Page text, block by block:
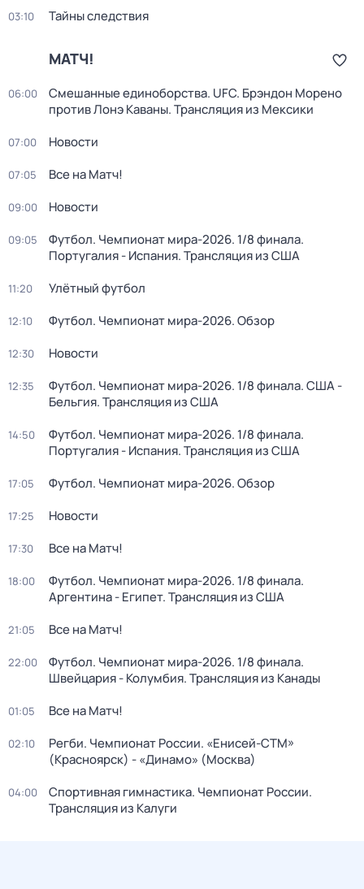
03:10 Тайны следствия
МАТЧ!
06:00
Смешанные единоборства. UFC. Брэндон Морено
против Лонэ Каваны. Трансляция из Мексики
07:00 Новости
07:05 Все на Матч!
09:00 Новости
09:05
Футбол. Чемпионат мира-2026. 1/8 финала.
Португалия - Испания. Трансляция из США
11:20 Улётный футбол
12:10 Футбол. Чемпионат мира-2026. Обзор
12:30 Новости
12:35
Футбол. Чемпионат мира-2026. 1/8 финала. США -
Бельгия. Трансляция из США
14:50
Футбол. Чемпионат мира-2026. 1/8 финала.
Португалия - Испания. Трансляция из США
17:05 Футбол. Чемпионат мира-2026. Обзор
17:25 Новости
17:30 Все на Матч!
18:00
Футбол. Чемпионат мира-2026. 1/8 финала.
Аргентина - Египет. Трансляция из США
21:05 Все на Матч!
22:00
Футбол. Чемпионат мира-2026. 1/8 финала.
Швейцария - Колумбия. Трансляция из Канады
01:05 Все на Матч!
02:10
Регби. Чемпионат России. «Енисей-СТМ»
(Красноярск) - «Динамо» (Москва)
04:00
Спортивная гимнастика. Чемпионат России.
Трансляция из Калуги